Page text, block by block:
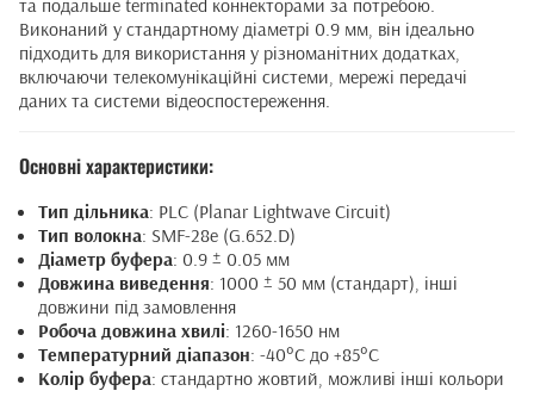
та подальше terminated коннекторами за потребою.
Виконаний у стандартному діаметрі 0.9 мм, він ідеально
підходить для використання у різноманітних додатках,
включаючи телекомунікаційні системи, мережі передачі
даних та системи відеоспостереження.
Основні характеристики:
Тип дільника: PLC (Planar Lightwave Circuit)
Тип волокна: SMF-28e (G.652.D)
Діаметр буфера: 0.9 ± 0.05 мм
Довжина виведення: 1000 ± 50 мм (стандарт), інші
довжини під замовлення
Робоча довжина хвилі: 1260-1650 нм
Температурний діапазон: -40°C до +85°C
Колір буфера: стандартно жовтий, можливі інші кольори